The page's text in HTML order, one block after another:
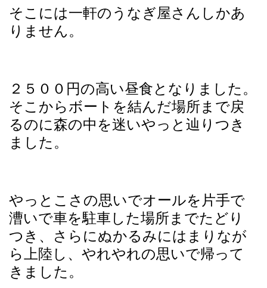
そこには一軒のうなぎ屋さんしかあ
りません。
２５００円の高い昼食となりました。
そこからボートを結んだ場所まで戻
るのに森の中を迷いやっと辿りつき
ました。
やっとこさの思いでオールを片手で
漕いで車を駐車した場所までたどり
つき、さらにぬかるみにはまりなが
ら上陸し、やれやれの思いで帰って
きました。